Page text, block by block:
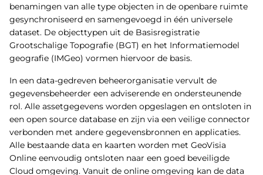
benamingen van alle type objecten in de openbare ruimte
gesynchroniseerd en samengevoegd in één universele
dataset. De objecttypen uit de Basisregistratie
Grootschalige Topografie (BGT) en het Informatiemodel
geografie (IMGeo) vormen hiervoor de basis.
In een data-gedreven beheerorganisatie vervult de
gegevensbeheerder een adviserende en ondersteunende
rol. Alle assetgegevens worden opgeslagen en ontsloten in
een open source database en zijn via een veilige connector
verbonden met andere gegevensbronnen en applicaties.
Alle bestaande data en kaarten worden met GeoVisia
Online eenvoudig ontsloten naar een goed beveiligde
Cloud omgeving. Vanuit de online omgeving kan de data